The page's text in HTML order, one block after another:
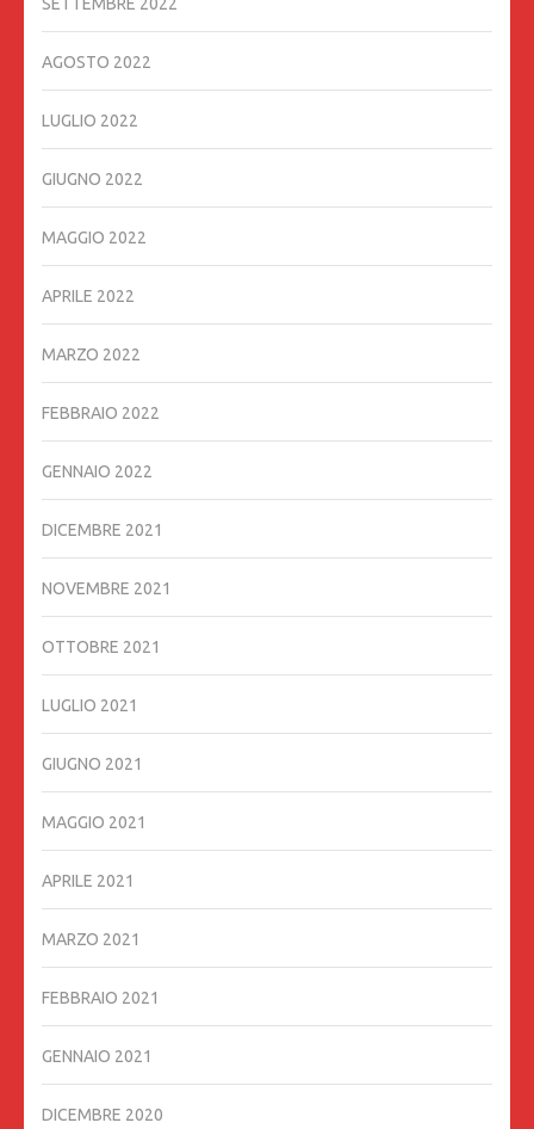
SETTEMBRE 2022
AGOSTO 2022
LUGLIO 2022
GIUGNO 2022
MAGGIO 2022
APRILE 2022
MARZO 2022
FEBBRAIO 2022
GENNAIO 2022
DICEMBRE 2021
NOVEMBRE 2021
OTTOBRE 2021
LUGLIO 2021
GIUGNO 2021
MAGGIO 2021
APRILE 2021
MARZO 2021
FEBBRAIO 2021
GENNAIO 2021
DICEMBRE 2020